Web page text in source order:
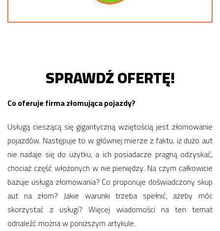
SPRAWDŹ OFERTĘ!
Co oferuje firma złomująca pojazdy?
Usługą cieszącą się gigantyczną wziętością jest złomowanie
pojazdów. Następuje to w głównej mierze z faktu, iż dużo aut
nie nadaje się do użytku, a ich posiadacze pragną odzyskać,
chociaż część włożonych w nie pieniędzy. Na czym całkowicie
bazuje usługa złomowania? Co proponuje doświadczony skup
aut na złom? Jakie warunki trzeba spełnić, ażeby móc
skorzystać z usługi? Więcej wiadomości na ten temat
odnaleźć można w poniższym artykule.